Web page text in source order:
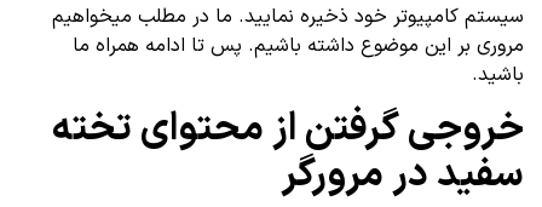
سیستم کامپیوتر خود ذخیره نمایید. ما در مطلب میخواهیم
مروری بر این موضوع داشته باشیم. پس تا ادامه همراه ما
باشید.
خروجی گرفتن از محتوای تخته
سفید در مرورگر